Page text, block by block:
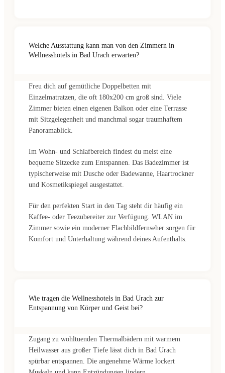
Welche Ausstattung kann man von den Zimmern in
Wellnesshotels in Bad Urach erwarten?
Freu dich auf gemütliche Doppelbetten mit
Einzelmatratzen, die oft 180x200 cm groß sind. Viele
Zimmer bieten einen eigenen Balkon oder eine Terrasse
mit Sitzgelegenheit und manchmal sogar traumhaftem
Panoramablick.
Im Wohn- und Schlafbereich findest du meist eine
bequeme Sitzecke zum Entspannen. Das Badezimmer ist
typischerweise mit Dusche oder Badewanne, Haartrockner
und Kosmetikspiegel ausgestattet.
Für den perfekten Start in den Tag steht dir häufig ein
Kaffee- oder Teezubereiter zur Verfügung. WLAN im
Zimmer sowie ein moderner Flachbildfernseher sorgen für
Komfort und Unterhaltung während deines Aufenthalts.
Wie tragen die Wellnesshotels in Bad Urach zur
Entspannung von Körper und Geist bei?
Zugang zu wohltuenden Thermalbädern mit warmem
Heilwasser aus großer Tiefe lässt dich in Bad Urach
spürbar entspannen. Die angenehme Wärme lockert